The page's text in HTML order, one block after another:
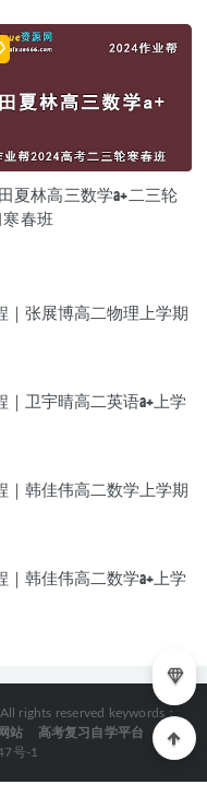
田夏林高三数学a+二三轮
春班
｜张展博高二物理上学期
｜卫宇晴高二英语a+上学
｜韩佳伟高二数学上学期
｜韩佳伟高二数学a+上学
rights reserved keywords：
站
高考复习自学平台
号-1